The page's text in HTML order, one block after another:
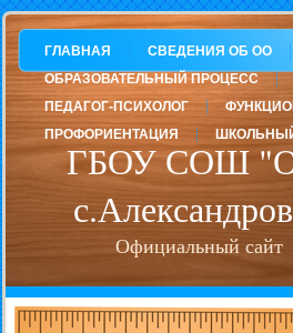
ГБОУ СОШ
Официальный сайт
ГЛАВНАЯ СВЕДЕНИЯ ОБ ОО
ОБРАЗОВАТЕЛЬНЫЙ ПРОЦЕСС
ПЕДАГОГ-ПСИХОЛОГ
ПРОФОРИЕНТАЦИЯ